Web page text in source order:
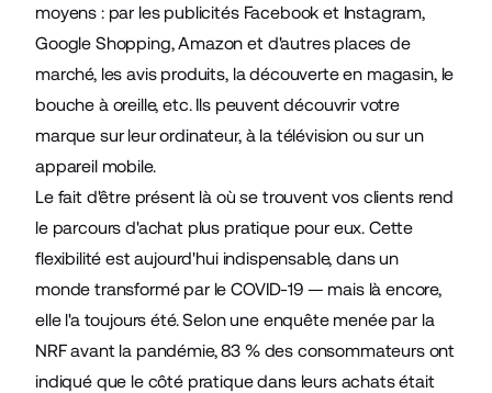
moyens : par les publicités Facebook et Instagram,
Google Shopping, Amazon et d'autres places de
marché, les avis produits, la découverte en magasin, le
bouche à oreille, etc. Ils peuvent découvrir votre
marque sur leur ordinateur, à la télévision ou sur un
appareil mobile.
Le fait d'être présent là où se trouvent vos clients rend
le parcours d'achat plus pratique pour eux. Cette
flexibilité est aujourd'hui indispensable, dans un
monde transformé par le COVID-19 — mais là encore,
elle l'a toujours été. Selon une enquête menée par la
NRFavant la pandémie, 83 % des consommateurs ont
indiqué que le côté pratique dans leurs achats était